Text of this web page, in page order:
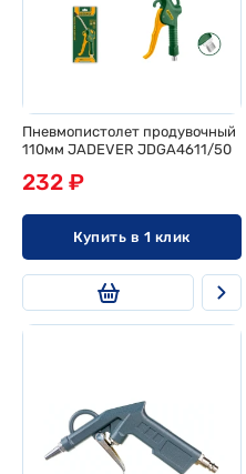
Пневмопистолет продувочный
110мм JADEVER JDGA4611/50
232 ₽
Купить в 1 клик